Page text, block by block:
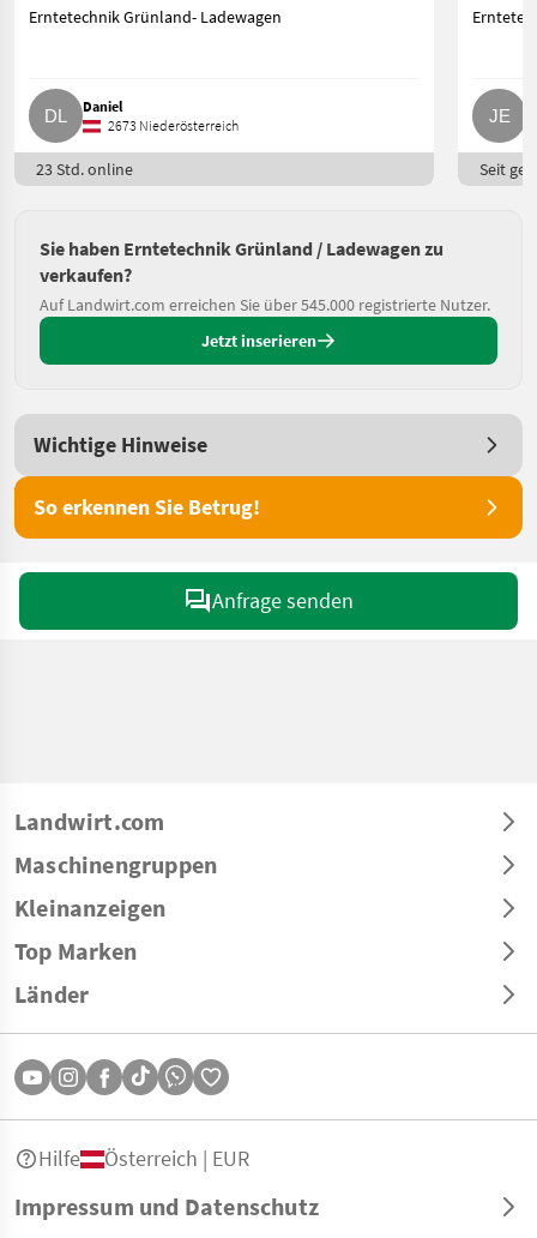
Erntetechnik Grünland- Ladewagen
Daniel
2673 Niederösterreich
23 Std. online Seit
Sie haben Erntetechnik Grünland / Ladewagen zu
verkaufen?
Auf Landwirt.com erreichen Sie über 545.000 registrierte Nutzer.
Jetzt inserieren
Wichtige Hinweise
So erkennen Sie Betrug!
Anfrage senden
Landwirt.com
Maschinengruppen
Kleinanzeigen
Top Marken
Länder
Impressum und Datenschutz
Hilfe Österreich | EUR